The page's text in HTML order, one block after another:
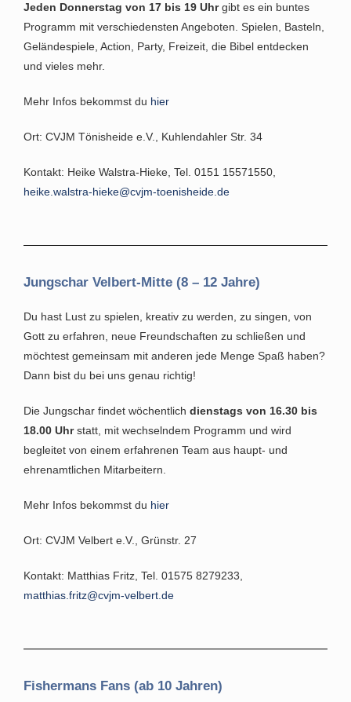
Jeden Donnerstag von 17 bis 19 Uhrgibt es ein buntes
Programm mit verschiedensten Angeboten. Spielen, Basteln,
Geländespiele, Action, Party, Freizeit, die Bibel entdecken
und vieles mehr.
Mehr Infos bekommst du hier
Ort: CVJM Tönisheide e.V., Kuhlendahler Str. 34
Kontakt: Heike Walstra-Hieke, Tel. 0151 15571550,
heike.walstra-hieke@cvjm-toenisheide.de
Jungschar Velbert-Mitte (8 – 12 Jahre)
Du hast Lust zu spielen, kreativ zu werden, zu singen, von
Gott zu erfahren, neue Freundschaften zu schließen und
möchtest gemeinsam mit anderen jede Menge Spaß haben?
Dann bist du bei uns genau richtig!
Die Jungschar findet wöchentlich dienstags von 16.30 bis
18.00 Uhrstatt, mit wechselndem Programm und wird
begleitet von einem erfahrenen Team aus haupt- und
ehrenamtlichen Mitarbeitern.
Mehr Infos bekommst du hier
Ort: CVJM Velbert e.V., Grünstr. 27
Kontakt: Matthias Fritz, Tel. 01575 8279233,
matthias.fritz@cvjm-velbert.de
Fishermans Fans (ab 10 Jahren)